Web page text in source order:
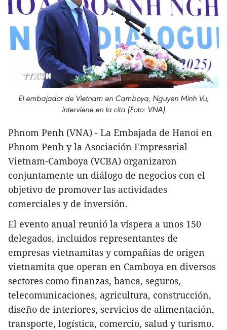
El embajador de Vietnam en Camboya, Nguyen Minh Vu,
interviene en la cita (Foto: VNA)
Phnom Penh (VNA) - La Embajada de Hanoi en
Phnom Penh y la Asociación Empresarial
Vietnam-Camboya (VCBA) organizaron
conjuntamente un diálogo de negocios con el
objetivo de promover las actividades
comerciales y de inversión.
El evento anual reunió la víspera a unos 150
delegados, incluidos representantes de
empresas vietnamitas y compañías de origen
vietnamita que operan en Camboya en diversos
sectores como finanzas, banca, seguros,
telecomunicaciones, agricultura, construcción,
diseño de interiores, servicios de alimentación,
transporte, logística, comercio, salud y turismo.